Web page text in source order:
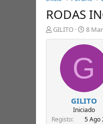
RODAS
I
n
e
GILITO
D
a
t
a
d
e
n
í
c
i
8
G
GILITO
Iniciado
Registo
5 Ago